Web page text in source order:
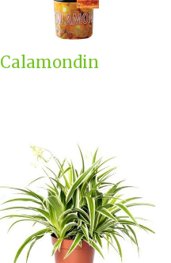
Calamondin